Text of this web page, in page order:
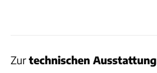
Zurtechnischen Ausstattung